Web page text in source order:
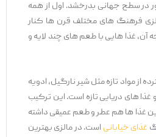
سطح جهانی بدرخشد. اول از همه
فرهنگ‌ های مختلف قرن‌ ها کنار
غذا هایی با طعم ‌های چند لایه و
از مواد تازه مثل شیر نارگیل، ادویه
های دریایی تازه است. این ترکیب
غذا ها هم عطر و طعم عمیقی داشته
غذای خیابانیاست. در مالزی بهترین